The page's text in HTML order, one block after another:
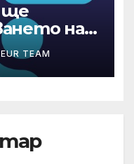
ще
на
на
в
TEAM